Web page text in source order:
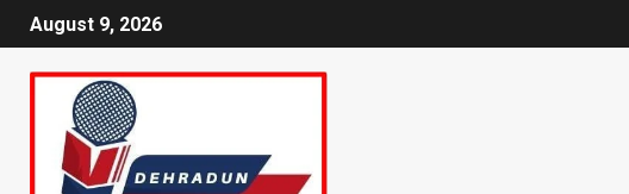
August 9, 2026